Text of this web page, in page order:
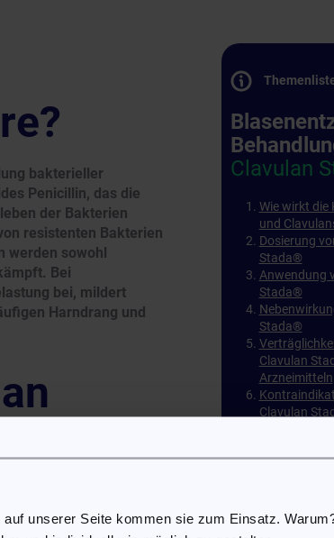
unserer Seite kommen sie zum Einsatz.
bakterieller
Penicillin, das die
der Bakterien
resistenten Bakterien
werden sowohl
Bei
bei, mildert
Harndrang und
bei einer
auf eine Tablette
kann der
Clavulan
Wie wirkt die
und
Dosierung
Stada®
Anwendung
Stada®
Stada®
Clavulan
Arzneimitteln
Clavulan
Lagerung